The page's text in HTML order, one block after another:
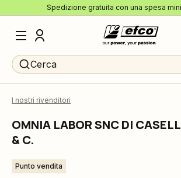
Spedizione gratuita con una spesa
Cerca
I nostri rivenditori
OMNIA LABOR SNC DI
& C.
Punto vendita